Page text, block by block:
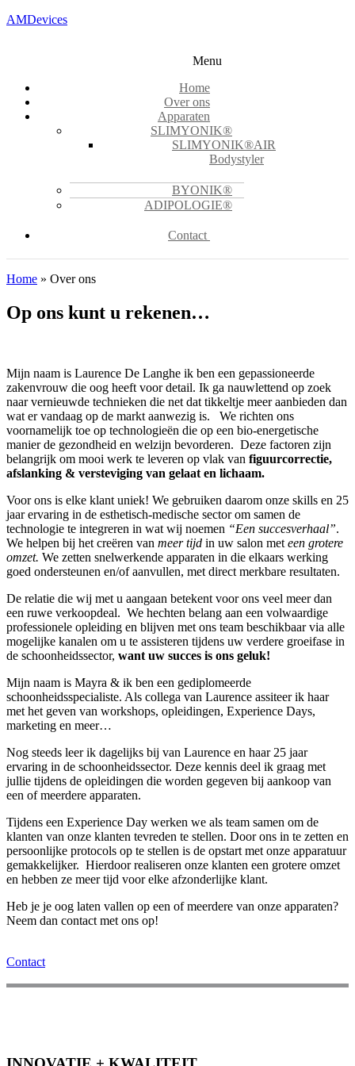
AMDevices
Menu
Home
Over ons
Apparaten
SLIMYONIK®
SLIMYONIK®AIR
Bodystyler
BYONIK®
ADIPOLOGIE®
Contact
Home » Over ons
Op ons kunt u rekenen…
Mijn naam is Laurence De Langhe ik ben een gepassioneerde
zakenvrouw die oog heeft voor detail. Ik ga nauwlettend op zoek
naar vernieuwde technieken die net dat tikkeltje meer aanbieden dan
wat er vandaag op de markt aanwezig is. We richten ons
voornamelijk toe op technologieën die op een bio-energetische
manier de gezondheid en welzijn bevorderen. Deze factoren zijn
belangrijk om mooi werk te leveren op vlak van figuurcorrectie,
afslanking & versteviging van gelaat en lichaam.
Voor ons is elke klant uniek! We gebruiken daarom onze skills en 25
jaar ervaring in de esthetisch-medische sector om samen de
technologie te integreren in wat wij noemen “Een succesverhaal”.
We helpen bij het creëren van meer tijd in uw salon met een grotere
omzet. We zetten snelwerkende apparaten in die elkaars werking
goed ondersteunen en/of aanvullen, met direct merkbare resultaten.
De relatie die wij met u aangaan betekent voor ons veel meer dan
een ruwe verkoopdeal. We hechten belang aan een volwaardige
professionele opleiding en blijven met ons team beschikbaar via alle
mogelijke kanalen om u te assisteren tijdens uw verdere groeifase in
de schoonheidssector, want uw succes is ons geluk!
Mijn naam is Mayra & ik ben een gediplomeerde
schoonheidsspecialiste. Als collega van Laurence assiteer ik haar
met het geven van workshops, opleidingen, Experience Days,
marketing en meer…
Nog steeds leer ik dagelijks bij van Laurence en haar 25 jaar
ervaring in de schoonheidssector. Deze kennis deel ik graag met
jullie tijdens de opleidingen die worden gegeven bij aankoop van
een of meerdere apparaten.
Tijdens een Experience Day werken we als team samen om de
klanten van onze klanten tevreden te stellen. Door ons in te zetten en
persoonlijke protocols op te stellen is de opstart met onze apparatuur
gemakkelijker. Hierdoor realiseren onze klanten een grotere omzet
en hebben ze meer tijd voor elke afzonderlijke klant.
Heb je je oog laten vallen op een of meerdere van onze apparaten?
Neem dan contact met ons op!
Contact